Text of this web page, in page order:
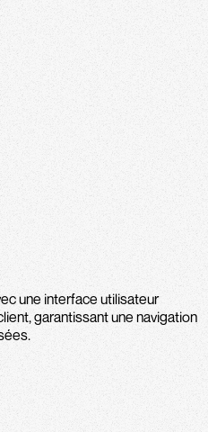
une interface utilisateur
garantissant une navigation